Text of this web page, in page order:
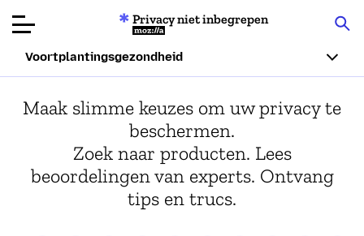
Productbeoordelingen
Articles
Over
Doneren
Privacy niet inbegrepen
Mozilla
Voortplantingsgezondheid
Maak slimme keuzes om uw privacy te
beschermen.
Zoek naar producten. Lees
beoordelingen van experts. Ontvang
tips en trucs.